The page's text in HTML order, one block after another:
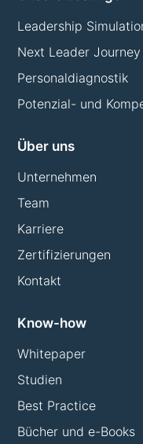
Leadership
Next Leader Journey
Personaldiagnostik
Potenzial- und
Über uns
Unternehmen
Team
Karriere
Zertifizierungen
Kontakt
Know-how
Whitepaper
Studien
Best Practice
Bücher und e-Books